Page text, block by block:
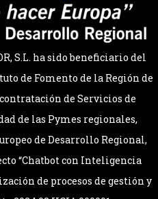
S.L. ha sido beneficiario del
de Fomento de la Región de
de Servicios de
de las Pymes regionales,
de Desarrollo Regional,
“Chatbot con Inteligencia
de procesos de gestión y